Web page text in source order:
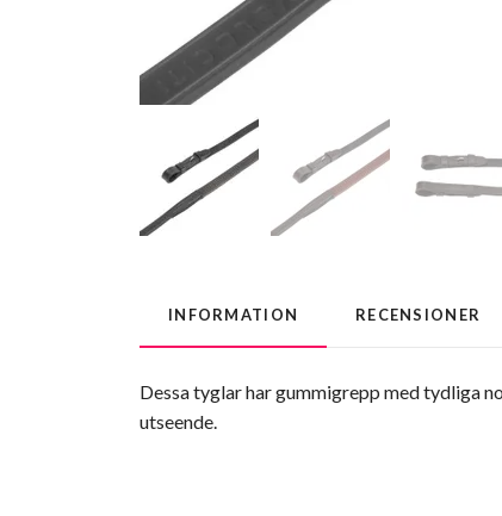
INFORMATION RECENSIONER
Dessa tyglar har gummigrepp med tydliga
utseende.